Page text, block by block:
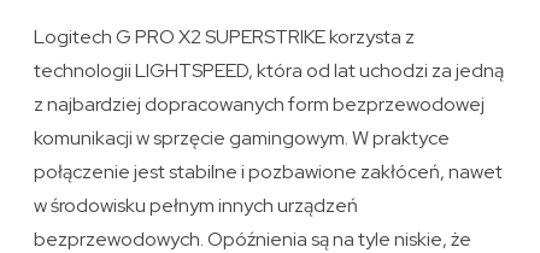
Logitech G PRO X2 SUPERSTRIKE korzysta z
technologii LIGHTSPEED, która od lat uchodzi za jedną
z najbardziej dopracowanych form bezprzewodowej
komunikacji w sprzęcie gamingowym. W praktyce
połączenie jest stabilne i pozbawione zakłóceń, nawet
w środowisku pełnym innych urządzeń
bezprzewodowych. Opóźnienia są na tyle niskie, że